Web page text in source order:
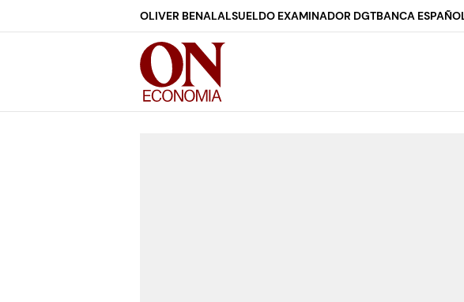
OLIVER BENALALSUELDO EXAMINADOR DGTBANCA